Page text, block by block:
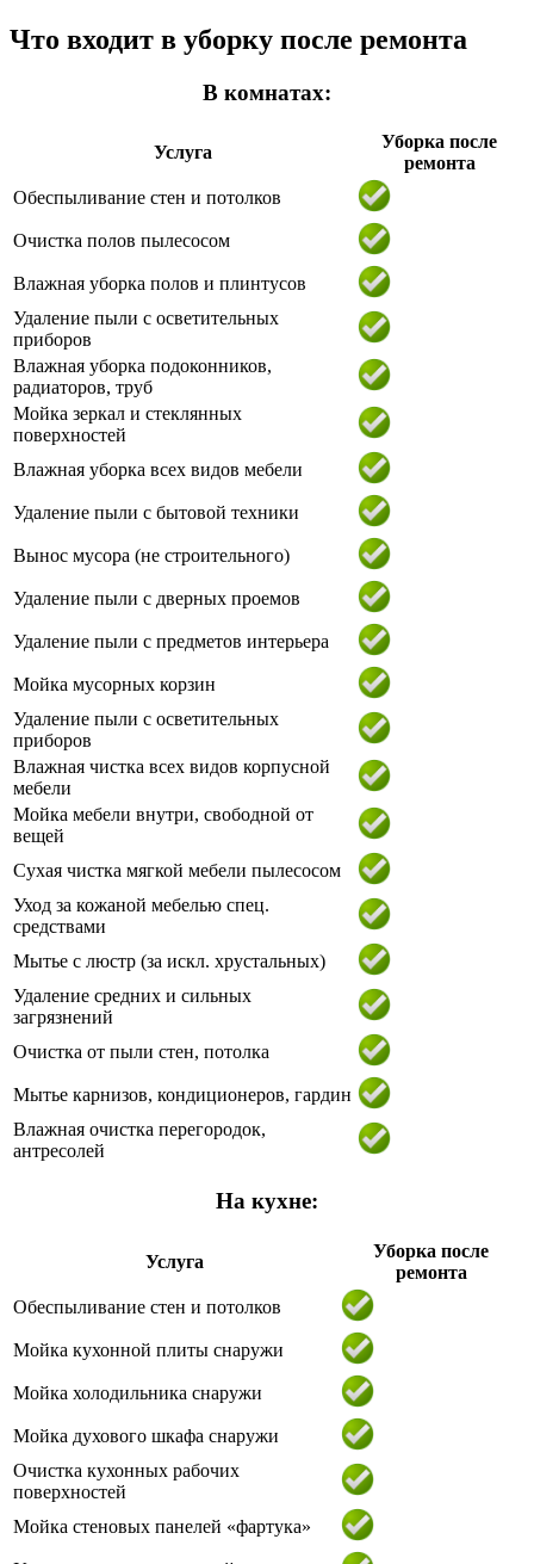
Что входит в уборку после ремонта
В комнатах:
Услуга
Уборка после
ремонта
Обеспыливание стен и потолков
Очистка полов пылесосом
Влажная уборка полов и плинтусов
Удаление пыли с осветительных
приборов
Влажная уборка подоконников,
радиаторов, труб
Мойка зеркал и стеклянных
поверхностей
Влажная уборка всех видов мебели
Удаление пыли с бытовой техники
Вынос мусора (не строительного)
Удаление пыли с дверных проемов
Удаление пыли с предметов интерьера
Мойка мусорных корзин
Удаление пыли с осветительных
приборов
Влажная чистка всех видов корпусной
мебели
Мойка мебели внутри, свободной от
вещей
Сухая чистка мягкой мебели пылесосом
Уход за кожаной мебелью спец.
средствами
Мытье с люстр (за искл. хрустальных)
Удаление средних и сильных
загрязнений
Очистка от пыли стен, потолка
Мытье карнизов, кондиционеров, гардин
Влажная очистка перегородок,
антресолей
На кухне:
Услуга
Уборка после
ремонта
Обеспыливание стен и потолков
Мойка кухонной плиты снаружи
Мойка холодильника снаружи
Мойка духового шкафа снаружи
Очистка кухонных рабочих
поверхностей
Мойка стеновых панелей «фартука»